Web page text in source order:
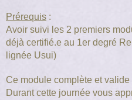
Prérequis :
Avoir suivi les 2 premiers
déjà certifié.e au 1er degré
lignée Usui)
Ce module complète et
Durant cette journée vous